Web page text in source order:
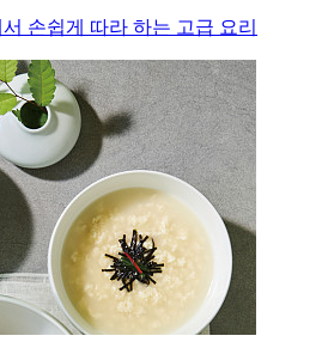
손쉽게 따라 하는 고급 요리